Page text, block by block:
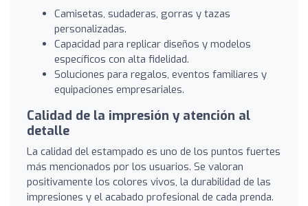
Camisetas, sudaderas, gorras y tazas
personalizadas.
Capacidad para replicar diseños y modelos
específicos con alta fidelidad.
Soluciones para regalos, eventos familiares y
equipaciones empresariales.
Calidad de la impresión y atención al
detalle
La calidad del estampado es uno de los puntos fuertes
más mencionados por los usuarios. Se valoran
positivamente los colores vivos, la durabilidad de las
impresiones y el acabado profesional de cada prenda.